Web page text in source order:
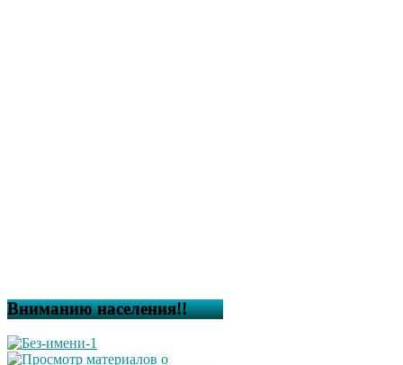
Вниманию населения!!